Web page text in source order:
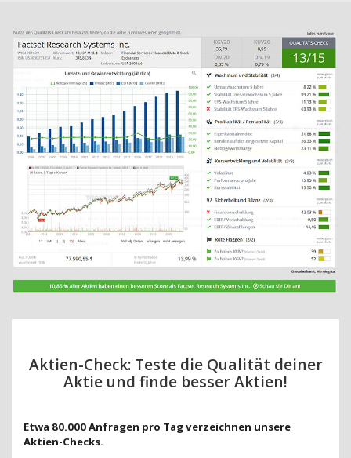
Aktien-Check: Teste die Qualität deiner
Aktie und finde besser Aktien!
Etwa 80.000 Anfragen pro Tag verzeichnen unsere
Aktien-Checks.